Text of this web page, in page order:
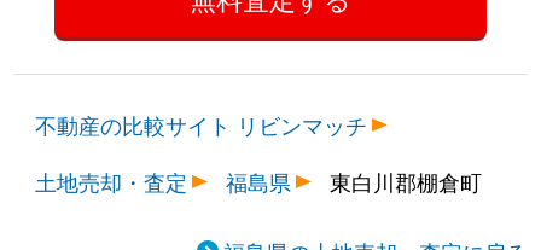
不動産の比較サイト リビンマッチ
土地売却・査定
福島県 東白川郡棚倉町